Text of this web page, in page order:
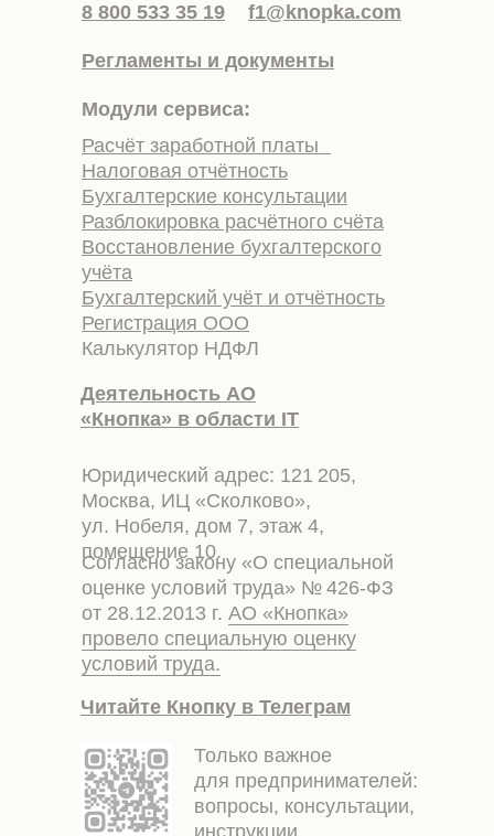
8 800 533 35 19 f1@knopka.com
Регламенты и документы
Модули сервиса:
Расчёт заработной платы
Налоговая отчётность
Бухгалтерские консультации
Разблокировка расчётного счёта
Восстановление бухгалтерского
учёта
Бухгалтерский учёт и отчётность
Регистрация ООО
Калькулятор НДФЛ
Деятельность АО
«Кнопка» в области IT
Юридический адрес: 121 205,
Москва, ИЦ «Сколково»,
ул. Нобеля, дом 7, этаж 4,
помещение 10.
Согласно закону «О специальной
оценке условий труда» № 426-ФЗ
от 28.12.2013 г. АО «Кнопка»
провело специальную оценку
условий труда.
Читайте Кнопку в Телеграм
Только важное
для предпринимателей:
вопросы, консультации,
инструкции.